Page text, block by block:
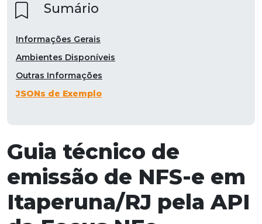
Guia técnico de
emissão de NFS-e em
Itaperuna/RJ pela API
Sumário
Informações Gerais
Ambientes Disponíveis
Outras Informações
JSONs de Exemplo